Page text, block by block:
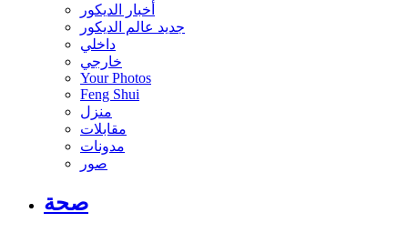
أخبار الديكور
جديد عالم الديكور
داخلي
خارجي
Your Photos
Feng Shui
منزل
مقابلات
مدونات
صور
صحة